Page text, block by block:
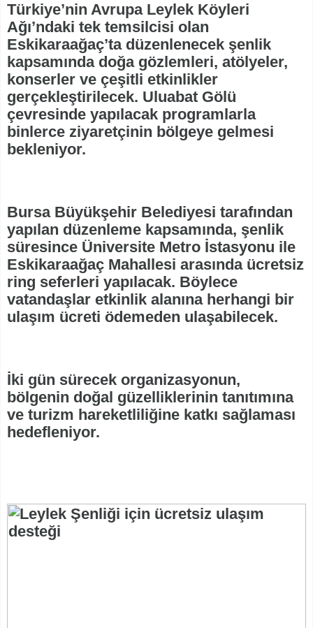
Türkiye’nin Avrupa Leylek Köyleri
Ağı’ndaki tek temsilcisi olan
Eskikaraağaç’ta düzenlenecek şenlik
kapsamında doğa gözlemleri, atölyeler,
konserler ve çeşitli etkinlikler
gerçekleştirilecek. Uluabat Gölü
çevresinde yapılacak programlarla
binlerce ziyaretçinin bölgeye gelmesi
bekleniyor.
Bursa Büyükşehir Belediyesi tarafından
yapılan düzenleme kapsamında, şenlik
süresince Üniversite Metro İstasyonu ile
Eskikaraağaç Mahallesi arasında ücretsiz
ring seferleri yapılacak. Böylece
vatandaşlar etkinlik alanına herhangi bir
ulaşım ücreti ödemeden ulaşabilecek.
İki gün sürecek organizasyonun,
bölgenin doğal güzelliklerinin tanıtımına
ve turizm hareketliliğine katkı sağlaması
hedefleniyor.